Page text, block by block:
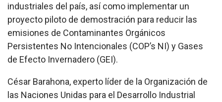
industriales del país, así como implementar un
proyecto piloto de demostración para reducir las
emisiones de Contaminantes Orgánicos
Persistentes No Intencionales (COP’s NI) y Gases
de Efecto Invernadero (GEI).
César Barahona, experto líder de la Organización de
las Naciones Unidas para el Desarrollo Industrial